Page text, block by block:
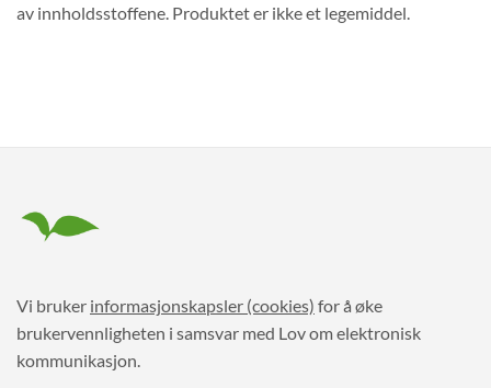
av innholdsstoffene. Produktet er ikke et legemiddel.
Vi bruker informasjonskapsler (cookies) for å øke
brukervennligheten i samsvar med Lov om elektronisk
kommunikasjon.